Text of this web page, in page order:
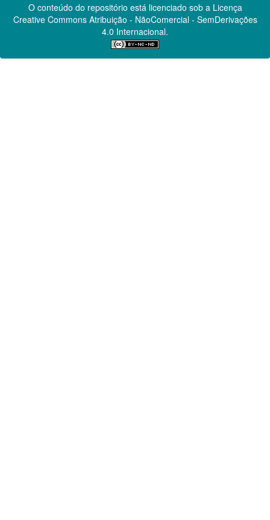
O conteúdo do repositório está licenciado sob a Licença
Creative CommonsAtribuição - NãoComercial - SemDerivações
4.0 Internacional.